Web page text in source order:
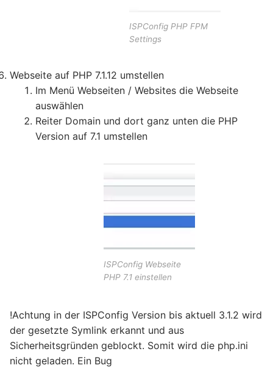
ISPConfig PHP FPM
Settings
Webseite auf PHP 7.1.12 umstellen
Im Menü Webseiten / Websites die Webseite
auswählen
Reiter Domain und dort ganz unten die PHP
Version auf 7.1 umstellen
ISPConfig Webseite
PHP 7.1 einstellen
!Achtung in der ISPConfig Version bis aktuell 3.1.2 wird
der gesetzte Symlink erkannt und aus
Sicherheitsgründen geblockt. Somit wird die php.ini
nicht geladen. Ein Bug